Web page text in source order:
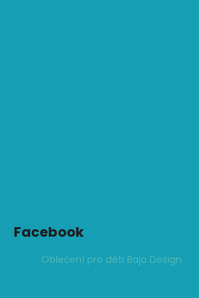
Facebook
Oblečení pro děti Baja Design